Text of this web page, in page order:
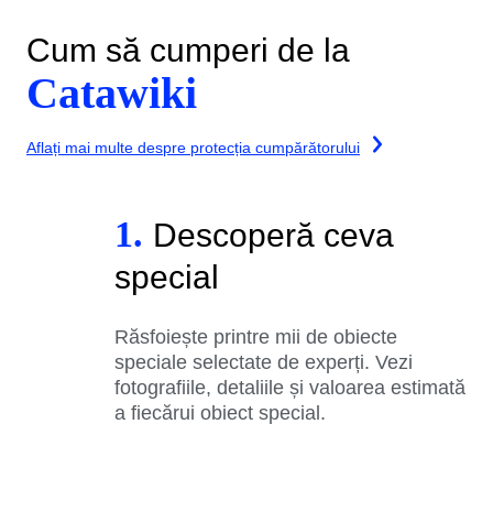
Cum să cumperi de la
Catawiki
Aflați mai multe despre protecția cumpărătorului
1. Descoperă ceva
special
Răsfoiește printre mii de obiecte
speciale selectate de experți. Vezi
fotografiile, detaliile și valoarea estimată
a fiecărui obiect special.